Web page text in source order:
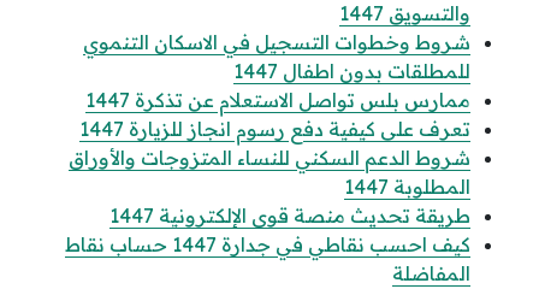
والتسويق 1447
شروط وخطوات التسجيل في الاسكان التنموي
للمطلقات بدون اطفال 1447
ممارس بلس تواصل الاستعلام عن تذكرة 1447
تعرف على كيفية دفع رسوم انجاز للزيارة 1447
شروط الدعم السكني للنساء المتزوجات والأوراق
المطلوبة 1447
طريقة تحديث منصة قوى الإلكترونية 1447
كيف احسب نقاطي في جدارة 1447 حساب نقاط
المفاضلة